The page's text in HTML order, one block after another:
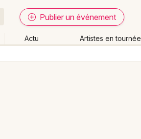
Publier un événement
Actu Artistes en tournée